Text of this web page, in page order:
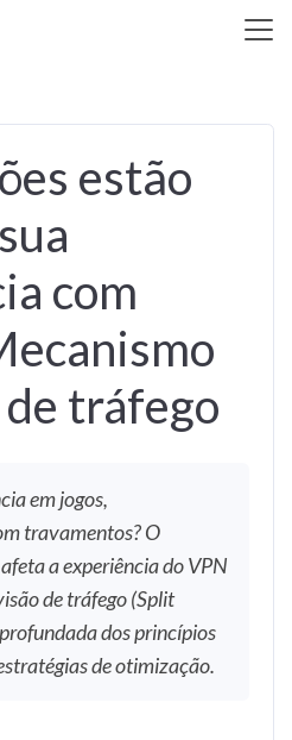
estão
com
tráfego
em jogos,
travamentos? O
a experiência do VPN
de tráfego (Split
dos princípios
de otimização.